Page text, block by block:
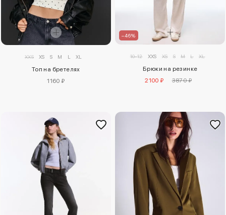
XXS XS S M L XL
Топ на бретелях
1160 ₽
–46%
10-12 XXS XS S M L XL
Брюки на резинке
2100 ₽
3870 ₽